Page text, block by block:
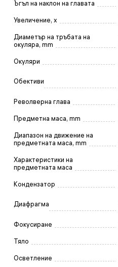
Ъгъл на наклон на главата
Увеличение, x
Диаметър на тръбата на
окуляра, mm
Окуляри
Обективи
Револверна глава
Предметна маса, mm
Диапазон на движение на
предметната маса, mm
Характеристики на
предметната маса
Кондензатор
Диафрагма
Фокусиране
Тяло
Осветление